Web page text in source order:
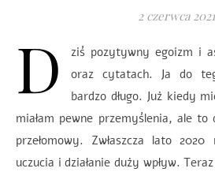
2 czerwca 2021
D
ziś pozytywny egoizm i
oraz cytatach. Ja do
bardzo długo. Już kiedy
miałam pewne przemyślenia, ale
przełomowy. Zwłaszcza lato
uczucia i działanie duży wpływ.